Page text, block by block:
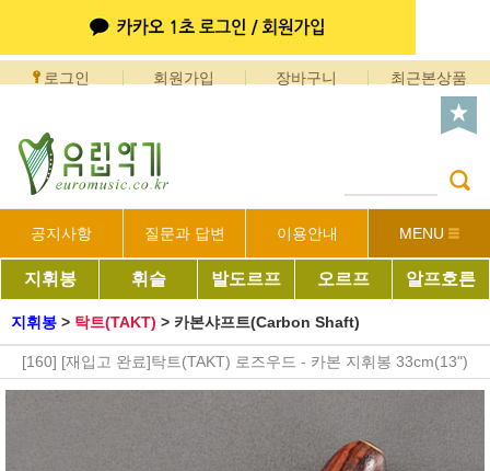
로그인 회원가입 장바구니 최근본상품
공지사항 질문과 답변 이용안내 MENU
지휘봉 휘슬 발도르프 오르프 알프호른
지휘봉 > 탁트(TAKT) > 카본샤프트(Carbon Shaft)
[160] [재입고 완료]탁트(TAKT) 로즈우드 - 카본 지휘봉 33cm(13")